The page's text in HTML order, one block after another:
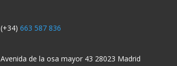
(+34) 663 587 836
Avenida de la osa mayor 43 28023 Madrid